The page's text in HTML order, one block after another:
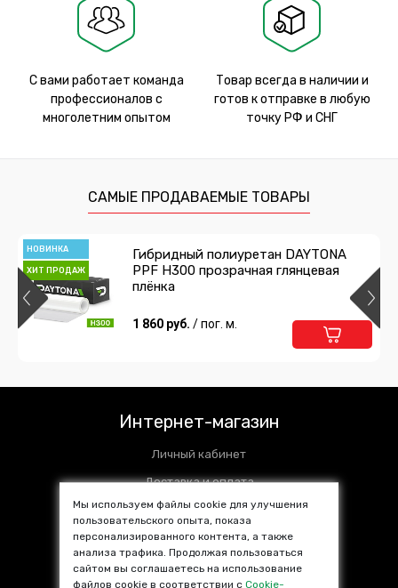
С вами работает команда
профессионалов с
многолетним опытом
Товар всегда в наличии и
готов к отправке в любую
точку РФ и СНГ
САМЫЕ ПРОДАВАЕМЫЕ ТОВАРЫ
НОВИНКА
ХИТ ПРОДАЖ
Гибридный полиуретан DAYTONA
PPF H300 прозрачная глянцевая
плёнка
1 860 руб. / пог. м.
Интернет-магазин
Личный кабинет
Доставка и оплата
Установочные центры
Контакты
SALE %
Мы используем файлы cookie для улучшения
пользовательского опыта, показа
персонализированного контента, а также
анализа трафика. Продолжая пользоваться
сайтом вы соглашаетесь на использование
файлов cookie в соответствии сCookie-